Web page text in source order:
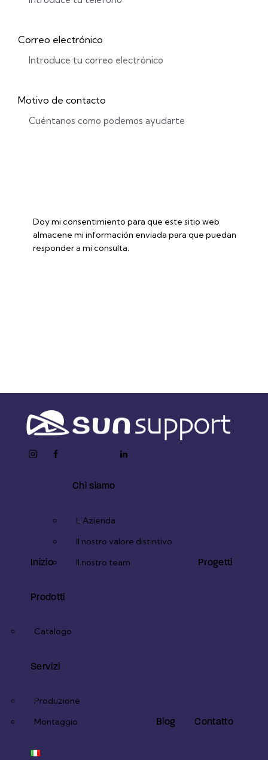
Correo electrónico
Motivo de contacto
Doy mi consentimiento para que este sitio web
almacene mi información enviada para que puedan
responder a mi consulta.
instagramfacebook- youtube2
linkedin
Inizio
Chi siamo
L’Azienda
Il nostro valore distintivo
Il nostro team
Progetti
Prodotti
Catalogo
Servizi
Produzione
Montaggio
Blog Contatto